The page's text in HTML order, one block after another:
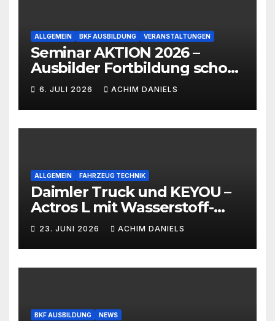
ALLGEMEIN BKF AUSBILDUNG VERANSTALTUNGEN
Seminar AKTION 2026 –
Ausbilder Fortbildung schon
ab 399€!!!
6. JULI 2026 ACHIM DANIELS
ALLGEMEIN FAHRZEUG TECHNIK
Daimler Truck und KEYOU –
Actros L mit Wasserstoff-
Verbrennermotor
23. JUNI 2026 ACHIM DANIELS
BKF AUSBILDUNG NEWS